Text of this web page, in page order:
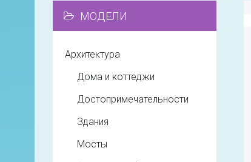
МОДЕЛИ
Архитектура
Дома и коттеджи
Достопримечательности
Здания
Мосты